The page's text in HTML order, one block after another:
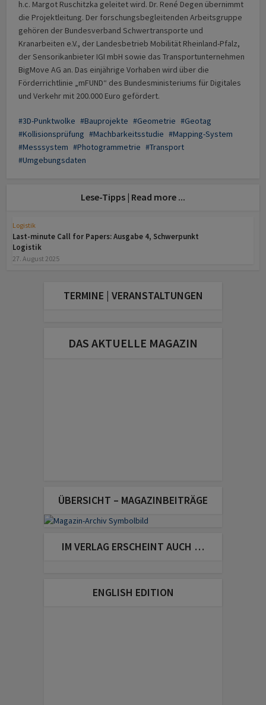
h.c. Margot Ruschitzka geleitet wird. Dr. René Degen übernimmt
die Projektleitung. Der forschungsbegleitenden Arbeitsgruppe
gehören der Bundesverband Schwertransporte und
Kranarbeiten e.V., der Landesbetrieb Mobilität Rheinland-Pfalz,
der Sensorikanbieter IGI mbH sowie das Transportunternehmen
BigMove AG an. Das einjährige Vorhaben wird über die
Förderrichtlinie „mFUND“ des Bundesministeriums für Digitales
und Verkehr mit 200.000 Euro gefördert.
3D-Punktwolke Bauprojekte Geometrie
Geotag
Kollisionsprüfung
Machbarkeitsstudie
Mapping-System
Messsystem
Photogrammetrie
Transport
Umgebungsdaten
Lese-Tipps | Read more ...
Logistik
Last-minute Call for Papers: Ausgabe 4, Schwerpunkt
Logistik
27. August 2025
TERMINE | VERANSTALTUNGEN
DAS AKTUELLE MAGAZIN
ÜBERSICHT – MAGAZINBEITRÄGE
IM VERLAG ERSCHEINT AUCH …
ENGLISH EDITION